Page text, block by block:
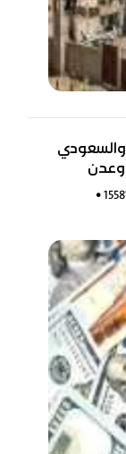
والسعودي
عدنالريال السعودي:410413 الدولار الأمريكي:15581582 •